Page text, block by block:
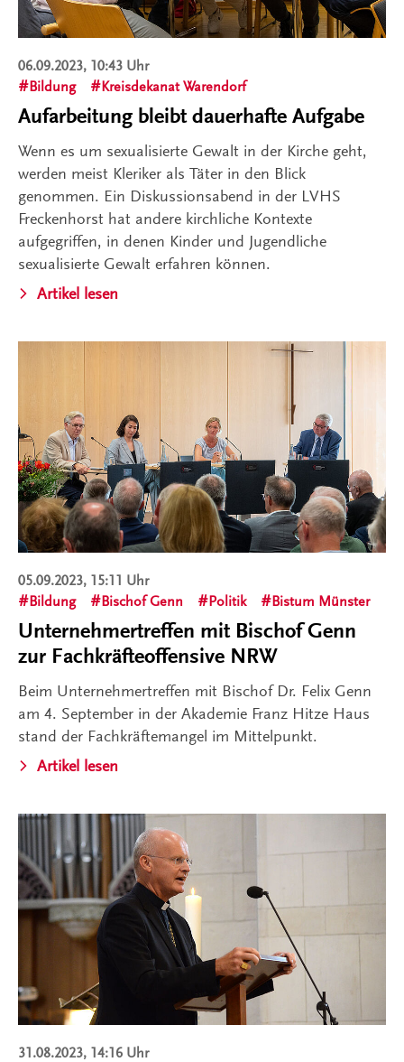
06.09.2023, 10:43 Uhr
Bildung
Kreisdekanat Warendorf
Aufarbeitung bleibt dauerhafte Aufgabe
Wenn es um sexualisierte Gewalt in der Kirche geht,
werden meist Kleriker als Täter in den Blick
genommen. Ein Diskussionsabend in der LVHS
Freckenhorst hat andere kirchliche Kontexte
aufgegriffen, in denen Kinder und Jugendliche
sexualisierte Gewalt erfahren können.
Artikel lesen
05.09.2023, 15:11 Uhr
Bildung
Bischof Genn Politik Bistum Münster
Unternehmertreffen mit Bischof Genn
zur Fachkräfteoffensive NRW
Beim Unternehmertreffen mit Bischof Dr. Felix Genn
am 4. September in der Akademie Franz Hitze Haus
stand der Fachkräftemangel im Mittelpunkt.
Artikel lesen
31.08.2023, 14:16 Uhr